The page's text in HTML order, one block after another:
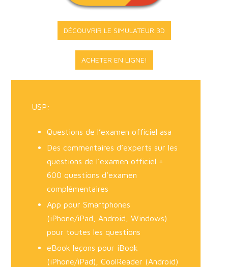
DÉCOUVRIR LE SIMULATEUR 3D
ACHETER EN LIGNE!
USP:
Questions de l’examen officiel asa
Des commentaires d’experts sur les
questions de l’examen officiel +
600 questions d’examen
complémentaires
App pour Smartphones
(iPhone/iPad, Android, Windows)
pour toutes les questions
eBook leçons pour iBook
(iPhone/iPad), CoolReader (Android)